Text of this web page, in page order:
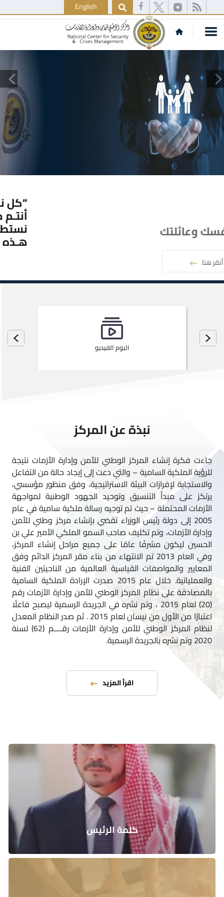
English
أنقر هنا
البوم الفيديو
للرؤية الملكية السامية – والتي دعت إلى إيجاد حالة من التفاعل
والاستجابة لإفرازات البيئة الاستراتيجية، وفق منظور مؤسسي،
يرتكز على مبدأ التنسيق وتوحيد الجهود الوطنية لمواجهة
الأزمات المحتملة – حيث تم توجيه رسالة ملكية سامية في عام
2005 إلى دولة رئيس الوزراء تقضي بإنشاء مركز وطني للأمن
وإدارة الأزمات، وتم تكليف صاحب السمو الملكي الأمير علي بن
الحسين ليكون مشرفًا عامًا على جميع مراحل إنشاء المركز،
وفي العام 2013 تم الانتهاء من بناء مقر المركز الدائم وفق
المعايير والمواصفات القياسية العالمية من الناحيتين الفنية
والعملياتية. خلال عام 2015 صدرت الإرادة الملكية السامية
بالمصادقة على نظام المركز الوطني للأمن وإدارة الأزمات رقم
(20) لعام 2015 ، وتم نشره في الجريدة الرسمية ليصبح فاعلًا
اعتبارًا من الأول من نيسان لعام 2015 . ثم صدر النظام المعدل
لنظام المركز الوطني للأمن وإدارة الأزمات رقــــم (62) لسنة
2020 وتم نشره بالجريدة الرسمية.
كلمة الرئيس